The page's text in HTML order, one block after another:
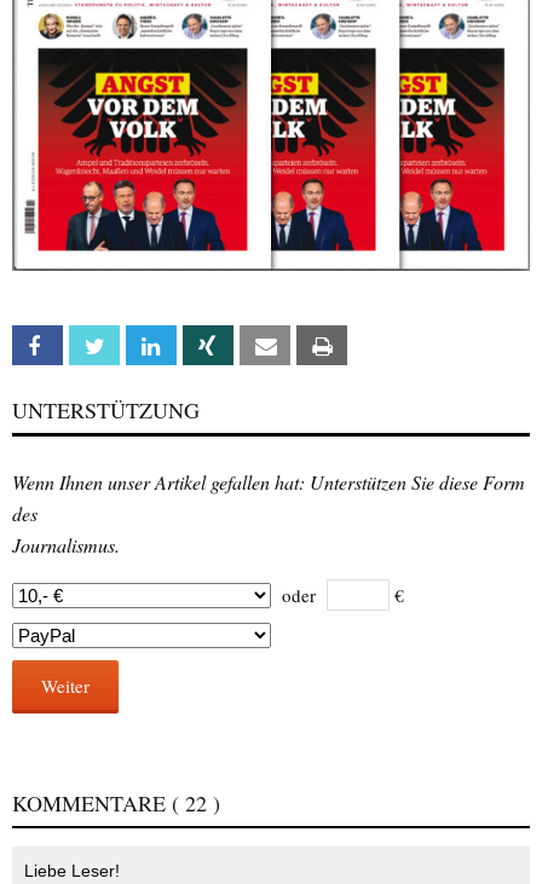
Facebook Twitter Linkedin Xing Email
UNTERSTÜTZUNG
Wenn Ihnen unser Artikel gefallen hat: Unterstützen Sie diese Form
des
Journalismus.
oder €
Weiter
KOMMENTARE ( 22 )
Liebe Leser!